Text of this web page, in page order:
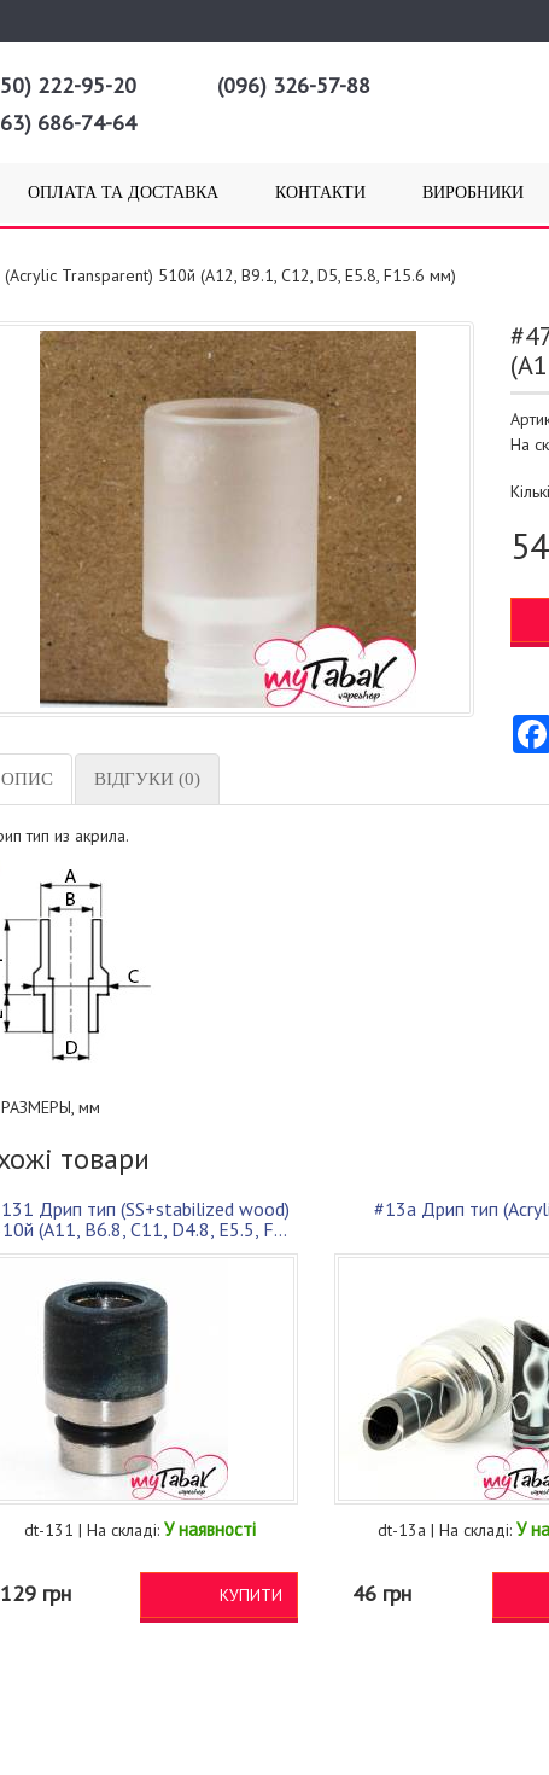
222-95-20
686-74-64
(096) 326-57-88
ОПЛАТА ТА ДОСТАВКА КОНТАКТИ ВИРОБНИКИ
Transparent) 510й (A12, B9.1, C12, D5, E5.8, F15.6 мм)
На
ОПИС ВІДГУКИ (0)
тип из акрила.
мм
товари
Дрип тип (SS+stabilized wood)
(A11, B6.8, C11, D4.8, E5.5, F...
dt-131 | На складі: У наявності
129 грн КУПИТИ
#13a Дрип тип
dt-13a | На складі: У
46 грн